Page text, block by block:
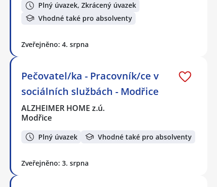
Plný úvazek, Zkrácený úvazek
Vhodné také pro absolventy
Zveřejněno: 4. srpna
Pečovatel/ka - Pracovník/ce v
sociálních službách - Modřice
ALZHEIMER HOME z.ú.
Modřice
Plný úvazek Vhodné také pro absolventy
Zveřejněno: 3. srpna